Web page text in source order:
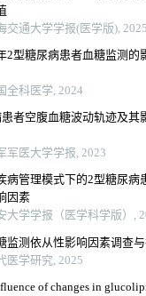
交通大学学报(医学版), 2025
2型糖尿病患者血糖监测的
全科医学, 2024
者空腹血糖波动轨迹及其
军医大学学报, 2023
病管理模式下的2型糖尿病
因素
大学学报（医学科学版）,
监测依从性影响因素调查
医学研究, 2025
of changes in